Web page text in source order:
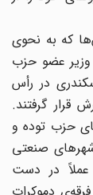
که به نحوی
عضو حزب
در رأس
گرفتند.
حزب توده و
صنعتی
در دست